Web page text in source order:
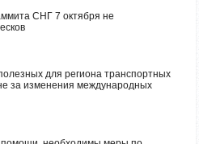
СНГ 7 октября не
для региона транспортных
за изменения международных